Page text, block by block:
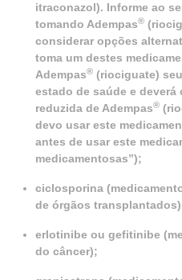
itraconazol). Informe ao
tomando Adempas®
considerar opções
toma um destes
Adempas® (riociguate)
estado de saúde e
reduzida de Adempas®
devo usar este
antes de usar este
medicamentosas”);
ciclosporina
de órgãos
erlotinibe ou gefitinibe
do câncer);